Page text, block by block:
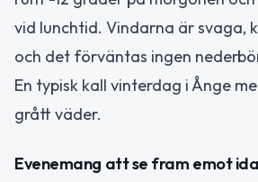
vid lunchtid. Vindarna är svaga,
och det förväntas ingen
En typisk kall vinterdag i Ånge
grått väder.
Evenemang att se fram emot